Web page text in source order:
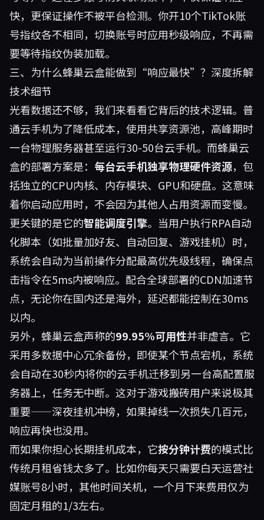
快，更保证操作不被平台检测。你开10个TikTok账
号指纹各不相同，切换账号时应用秒级响应，不再需
要等待指纹伪装加载。
三、为什么蜂巢云盒能做到“响应最快”？深度拆解
技术细节
光看数据还不够，我们来看看它背后的技术逻辑。普
通云手机为了降低成本，使用共享资源池，高峰期时
一台物理服务器甚至运行30-50台云手机。而蜂巢云
盒的部署方案是： 每台云手机独享物理硬件资源，包
括独立的CPU内核、内存模块、GPU和硬盘。这意味
着你启动应用时，不会因为其他人占用资源而变慢。
更关键的是它的智能调度引擎。当用户执行RPA自动
化脚本（如批量加好友、自动回复、游戏挂机）时，
系统会自动为当前操作分配最高优先级线程，确保点
击指令在5ms内被响应。配合全球部署的CDN加速节
点，无论你在国内还是海外，延迟都能控制在30ms
以内。
另外，蜂巢云盒声称的99.95%可用性并非虚言。它
采用多数据中心冗余备份，即使某个节点宕机，系统
会自动在30秒内将你的云手机迁移到另一台高配置服
务器上，任务无中断。这对于游戏搬砖用户来说极其
重要——深夜挂机冲榜，如果掉线一次损失几百元，
响应再快也没用。
而如果你担心长期挂机成本，它按分钟计费的模式比
传统月租省钱太多了。比如你每天只需要白天运营社
媒账号8小时，其他时间关机，一个月下来费用仅为
固定月租的1/3左右。